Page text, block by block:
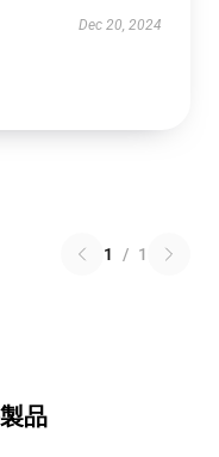
Dec 20, 2024
1 / 1
品